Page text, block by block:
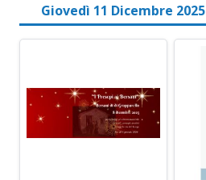
Giovedì 11 Dicembre 2025